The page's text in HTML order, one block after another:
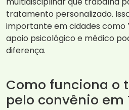
tratamento personalizado.
importante em cidades como
apoio psicológico e médico
diferença.
Como funciona o
pelo convênio em